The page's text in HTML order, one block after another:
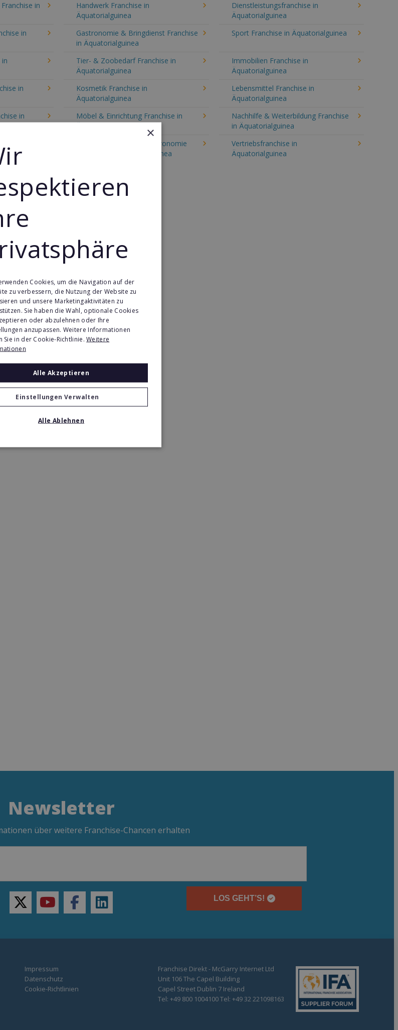
in
Handwerk Franchise in
Äquatorialguinea
Dienstleistungsfranchise in
Äquatorialguinea
in
Gastronomie & Bringdienst Franchise
in Äquatorialguinea
Sport Franchise in Äquatorialguinea
Tier- & Zoobedarf Franchise in
Äquatorialguinea
Immobilien Franchise in
Äquatorialguinea
in
Kosmetik Franchise in
Äquatorialguinea
Lebensmittel Franchise in
Äquatorialguinea
in
Möbel & Einrichtung Franchise in
Äquatorialguinea
Nachhilfe & Weiterbildung Franchise
in Äquatorialguinea
Restaurant & Systemgastronomie
Franchise in Äquatorialguinea
Vertriebsfranchise in
Äquatorialguinea
Newsletter
über weitere Franchise-Chancen erhalten
LOS GEHT’S!
twitteryoutubefacebooklinkedin
Impressum
Datenschutz
Cookie-Richtlinien
Franchise Direkt - McGarry Internet Ltd
Unit 106 The Capel Building
Capel Street Dublin 7 Ireland
Tel: +49 800 1004100 Tel: +49 32 221098163
×
Cookies, um die Navigation auf der
zu verbessern, die Nutzung der Website zu
und unsere Marketingaktivitäten zu
Sie haben die Wahl, optionale Cookies
oder abzulehnen oder Ihre
anzupassen. Weitere Informationen
Sie in der Cookie-Richtlinie.Weitere
Alle Akzeptieren
Einstellungen Verwalten
Alle Ablehnen